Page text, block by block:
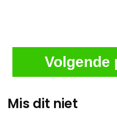
Volgende
Mis dit niet